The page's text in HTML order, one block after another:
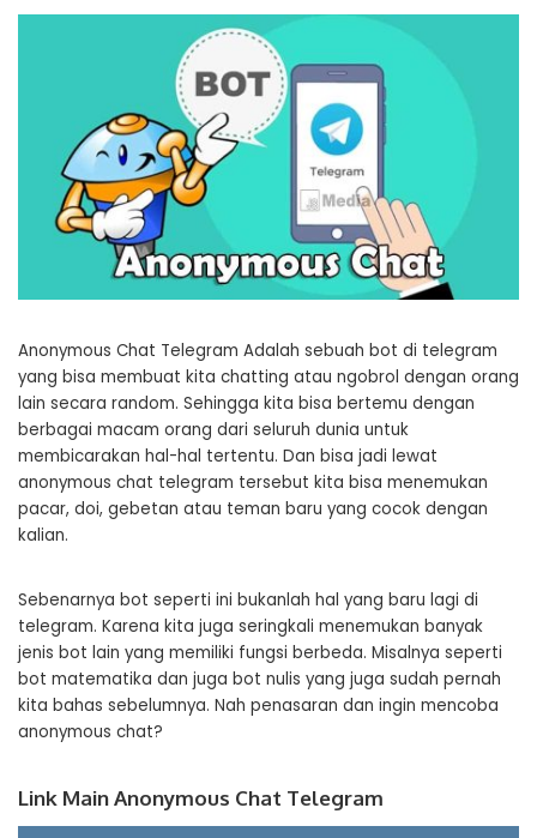
Anonymous Chat Telegram Adalah sebuah bot di telegram
yang bisa membuat kita chatting atau ngobrol dengan orang
lain secara random. Sehingga kita bisa bertemu dengan
berbagai macam orang dari seluruh dunia untuk
membicarakan hal-hal tertentu. Dan bisa jadi lewat
anonymous chat telegram tersebut kita bisa menemukan
pacar, doi, gebetan atau teman baru yang cocok dengan
kalian.
Sebenarnya bot seperti ini bukanlah hal yang baru lagi di
telegram. Karena kita juga seringkali menemukan banyak
jenis bot lain yang memiliki fungsi berbeda. Misalnya seperti
bot matematika dan juga bot nulis yang juga sudah pernah
kita bahas sebelumnya. Nah penasaran dan ingin mencoba
anonymous chat?
Link Main Anonymous Chat Telegram